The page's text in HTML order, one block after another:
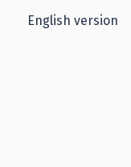
English version